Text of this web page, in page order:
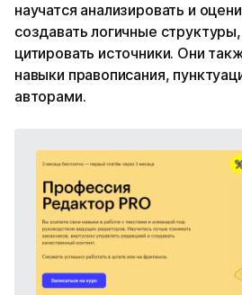
научатся анализировать и
создавать логичные
цитировать источники. Они
навыки правописания,
авторами.